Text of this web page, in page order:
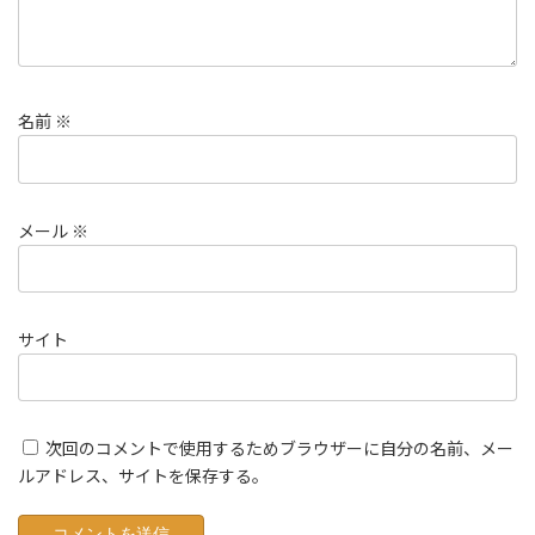
名前 ※
メール ※
サイト
次回のコメントで使用するためブラウザーに自分の名前、メー
ルアドレス、サイトを保存する。